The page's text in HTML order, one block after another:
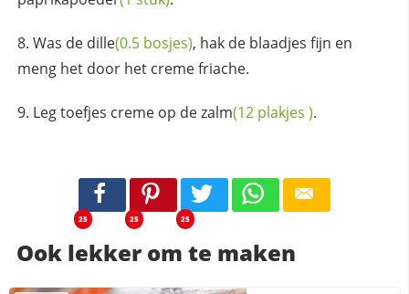
Was de dille(0.5 bosjes), hak de blaadjes fijn en
meng het door het creme friache.
Leg toefjes creme op dezalm(12 plakjes ).
25 25 25
Ook lekker om te maken